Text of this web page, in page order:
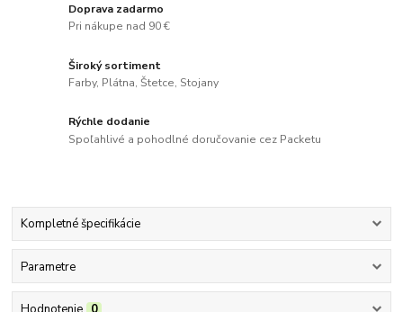
Doprava zadarmo
Pri nákupe nad 90 €
Široký sortiment
Farby, Plátna, Štetce, Stojany
Rýchle dodanie
Spoľahlivé a pohodlné doručovanie cez Packetu
Kompletné špecifikácie
Parametre